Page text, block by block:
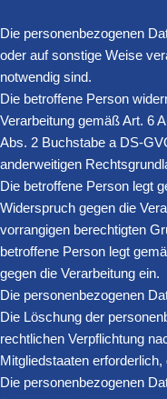
Die personenbezogenen
oder auf sonstige Weise
notwendig sind.
Die betroffene Person
Verarbeitung gemäß Art. 6
Abs. 2 Buchstabe a DS-
anderweitigen
Die betroffene Person legt
Widerspruch gegen die
vorrangigen berechtigten
betroffene Person legt
gegen die Verarbeitung ein.
Die personenbezogenen
Die Löschung der
rechtlichen Verpflichtung
Mitgliedstaaten
Die personenbezogenen